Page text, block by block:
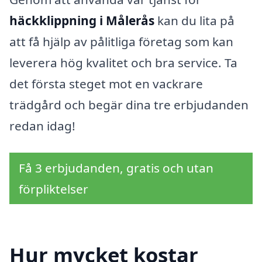
häckklippning i Målerås kan du lita på
att få hjälp av pålitliga företag som kan
leverera hög kvalitet och bra service. Ta
det första steget mot en vackrare
trädgård och begär dina tre erbjudanden
redan idag!
Få 3 erbjudanden, gratis och utan
förpliktelser
Hur mycket kostar